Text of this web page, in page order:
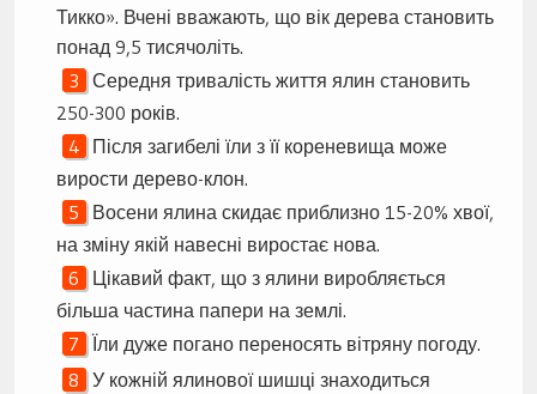
Тикко». Вчені вважають, що вік дерева становить
понад 9,5 тисячоліть.
Середня тривалість життя ялин становить
250-300 років.
Після загибелі їли з її кореневища може
вирости дерево-клон.
Восени ялина скидає приблизно 15-20% хвої,
на зміну якій навесні виростає нова.
Цікавий факт, що з ялини виробляється
більша частина папери на землі.
Їли дуже погано переносять вітряну погоду.
У кожній ялинової шишці знаходиться